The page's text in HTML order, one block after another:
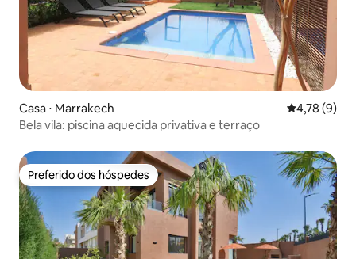
Casa ⋅ Marrakech 4,78 de
4,78 (9)
Bela vila: piscina aquecida privativa e terraço
Preferido dos hóspedes
Preferido dos hóspedes